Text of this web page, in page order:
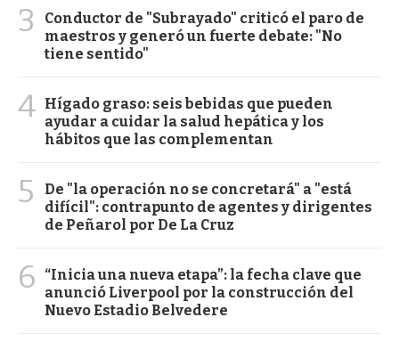
3
Conductor de "Subrayado" criticó el paro de
maestros y generó un fuerte debate: "No
tiene sentido"
4 Hígado graso: seis bebidas que pueden
ayudar a cuidar la salud hepática y los
hábitos que las complementan
5
De "la operación no se concretará" a "está
difícil": contrapunto de agentes y dirigentes
de Peñarol por De La Cruz
6
“Inicia una nueva etapa”: la fecha clave que
anunció Liverpool por la construcción del
Nuevo Estadio Belvedere